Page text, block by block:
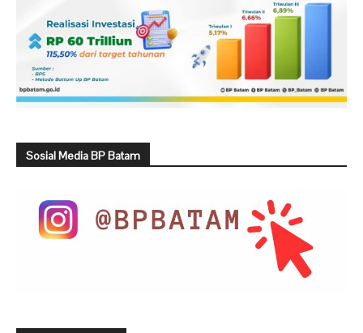
Sosial Media BP Batam